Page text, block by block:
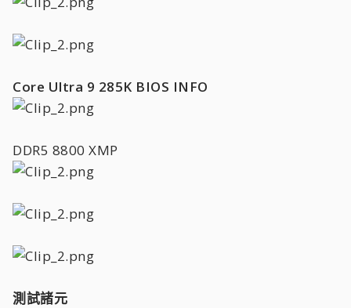
Core Ultra 9 285K BIOS INFO
DDR5 8800 XMP
測試諸元